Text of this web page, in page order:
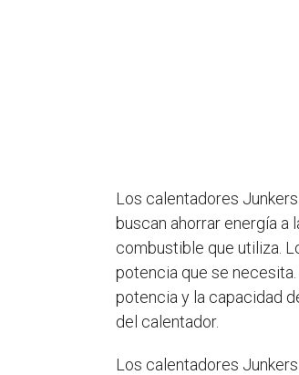
Los calentadores
buscan ahorrar energía a
combustible que utiliza.
potencia que se
potencia y la capacidad
del calentador.
Los calentadores